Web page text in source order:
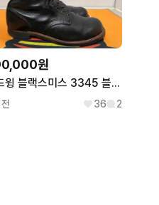
원
레드윙 블랙스미스 3345 블랙 D8
36 2